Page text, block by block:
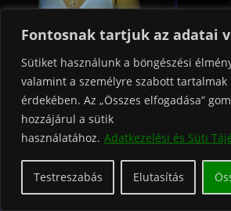
Fontosnak tartjuk az adatai
Sütiket használunk a böngészési
valamint a személyre szabott tartalmak
érdekében. Az „Összes elfogadása”
hozzájárul a sütik
használatához. Adatkezelési és Süti
Testreszabás Elutasítás